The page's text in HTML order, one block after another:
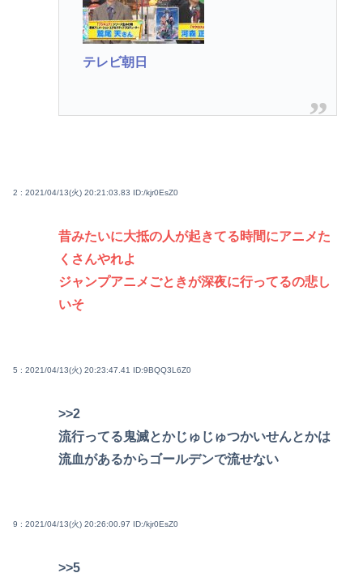
テレビ朝日
2 : 2021/04/13(火) 20:21:03.83 ID:/kjr0EsZ0
昔みたいに大抵の人が起きてる時間にアニメた
くさんやれよ
ジャンプアニメごときが深夜に行ってるの悲し
いそ
5 : 2021/04/13(火) 20:23:47.41 ID:9BQQ3L6Z0
>>2
流行ってる鬼滅とかじゅじゅつかいせんとかは
流血があるからゴールデンで流せない
9 : 2021/04/13(火) 20:26:00.97 ID:/kjr0EsZ0
>>5